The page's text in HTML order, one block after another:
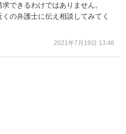
できるわけではありません。
の弁護士に伝え相談してみてく
2021年7月19日 13:48